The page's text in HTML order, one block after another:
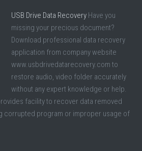
USB Drive Data Recovery Have you
missing your precious document?
Download professional data recovery
application from company website
www.usbdrivedatarecovery.com to
restore audio, video folder accurately
without any expert knowledge or help.
facility to recover data removed
corrupted program or improper usage of